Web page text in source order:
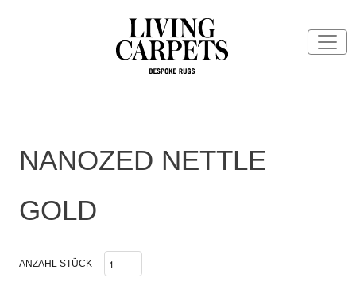
NANOZED NETTLE
GOLD
ANZAHL STÜCK